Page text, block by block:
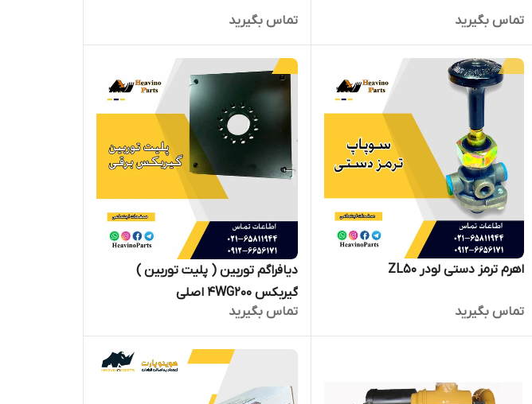
تماس بگیرید تماس بگیرید
اهرم ترمز دستی لودر ZL50
تماس بگیرید
دیافراگم توربین ( پلیت توربین )
گیربکس 4WG200 اصلی
تماس بگیرید